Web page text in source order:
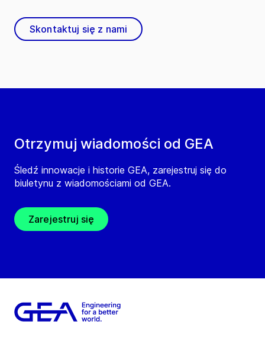
Otrzymuj wiadomości od GEA
Śledź innowacje i historie GEA, zarejestruj się do
biuletynu z wiadomościami od GEA.
Zarejestruj się
Skontaktuj się z nami